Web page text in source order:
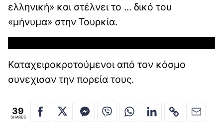
ελληνική» και στέλνει το ... δικό του
«μήνυμα» στην Τουρκία.
Καταχειροκροτούμενοι από τον κόσμο
συνεχισαν την πορεία τους.
39
SHARES